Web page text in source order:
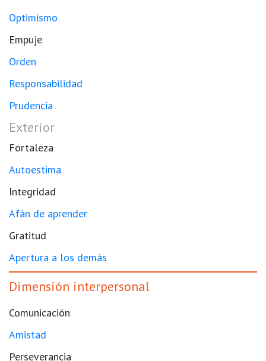
Optimismo
Empuje
Orden
Responsabilidad
Prudencia
Exterior
Fortaleza
Autoestima
Integridad
Afán de aprender
Gratitud
Apertura a los demás
Dimensión interpersonal
Comunicación
Amistad
Perseverancia